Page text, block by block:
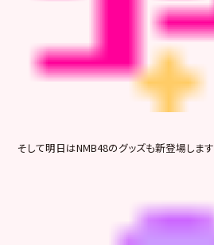
そして明日はNMB48のグッズも新登場します